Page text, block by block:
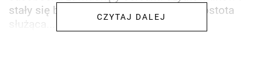
stały się bestsellerami! Maksymalna prostota
służąca...
CZYTAJ DALEJ